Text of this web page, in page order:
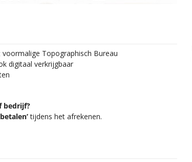
Topographisch Bureau
digitaal verkrijgbaar
bedrijf?
tijdens het afrekenen.